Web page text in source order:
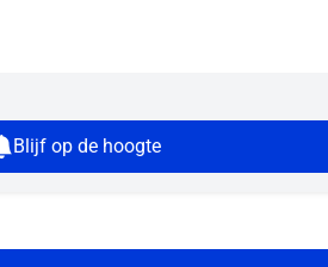
Blijf op de hoogte